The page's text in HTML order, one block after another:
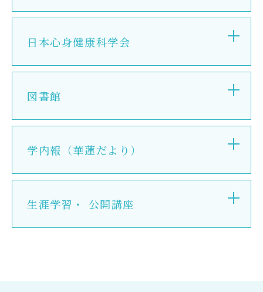
お問い合わせ
よくある質問
お知らせ
UHASウォッチ
English
日本心身健康科学会
図書館
学内報（華蓮だより）
生涯学習・ 公開講座